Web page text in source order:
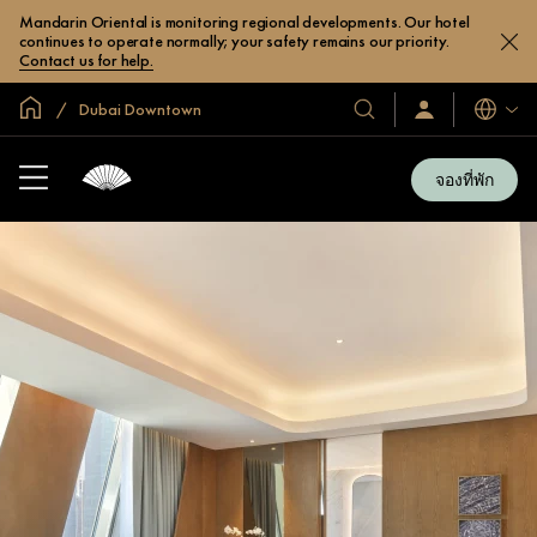
Mandarin Oriental is monitoring regional developments. Our hotel
continues to operate normally; your safety remains our priority.
Contact us for help.
หน้าหลักทั่วโลก
Dubai Downtown
โรงแรม
และ
ลงชื่อ
เข้า
/
สมัคร
เข้า
ภาษา
จองที่พัก